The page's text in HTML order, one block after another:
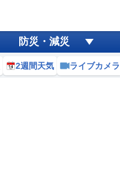
防災・減災
2週間天気 ライブカメラ